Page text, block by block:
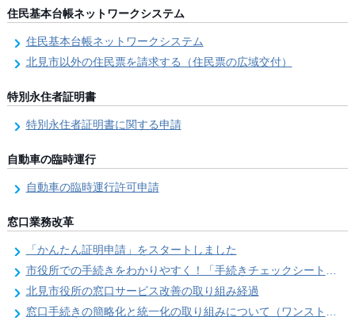
住民基本台帳ネットワークシステム
住民基本台帳ネットワークシステム
北見市以外の住民票を請求する（住民票の広域交付）
特別永住者証明書
特別永住者証明書に関する申請
自動車の臨時運行
自動車の臨時運行許可申請
窓口業務改革
「かんたん証明申請」をスタートしました
市役所での手続きをわかりやすく！「手続きチェックシート」を導入しました
北見市役所の窓口サービス改善の取り組み経過
窓口手続きの簡略化と統一化の取り組みについて（ワンストップサービス推進事業）